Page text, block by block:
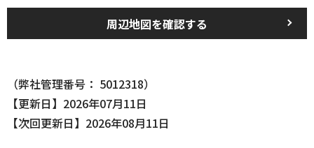
周辺地図を確認する
（弊社管理番号： 5012318）
【更新日】2026年07月11日
【次回更新日】2026年08月11日